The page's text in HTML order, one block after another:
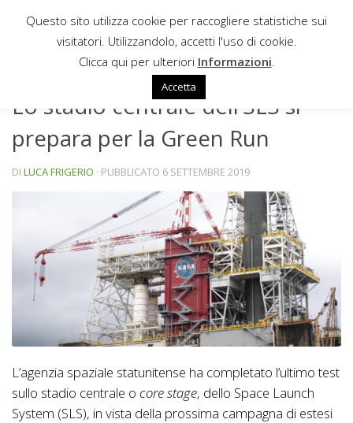
Sotto il contenuto
Lo stadio centrale dell’SLS si
prepara per la Green Run
DI LUCA FRIGERIO · PUBBLICATO 6 SETTEMBRE 2019
L’agenzia spaziale statunitense ha completato l’ultimo test
sullo stadio centrale o core stage, dello Space Launch
System (SLS), in vista della prossima campagna di estesi
Questo sito utilizza cookie per raccogliere statistiche sui
visitatori. Utilizzandolo, accetti l'uso di cookie.
Clicca qui per ulteriori Informazioni
Accetta